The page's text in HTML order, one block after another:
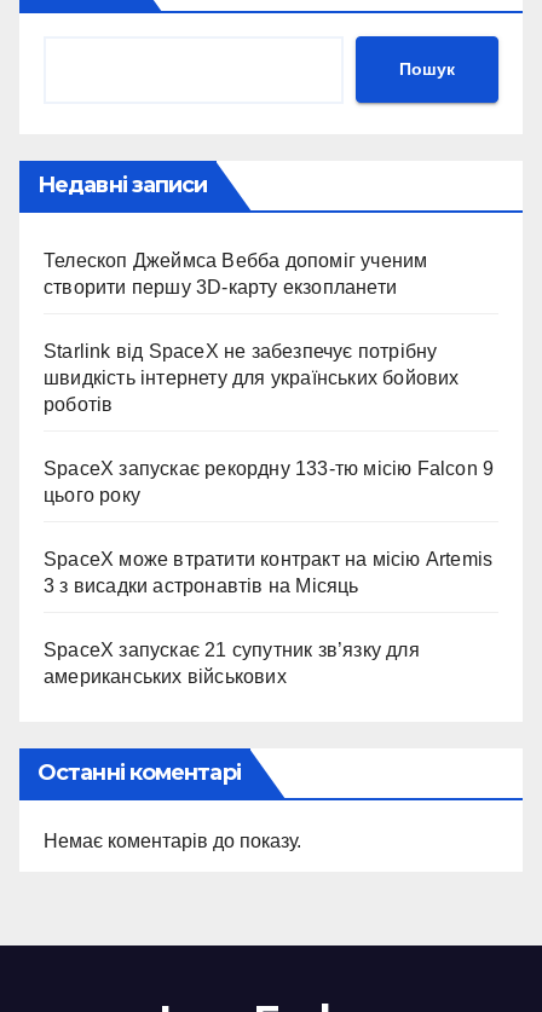
Пошук
Недавні записи
Телескоп Джеймса Вебба допоміг ученим
створити першу 3D-карту екзопланети
Starlink від SpaceX не забезпечує потрібну
швидкість інтернету для українських бойових
роботів
SpaceX запускає рекордну 133-тю місію Falcon 9
цього року
SpaceX може втратити контракт на місію Artemis
3 з висадки астронавтів на Місяць
SpaceX запускає 21 супутник зв’язку для
американських військових
Останні коментарі
Немає коментарів до показу.